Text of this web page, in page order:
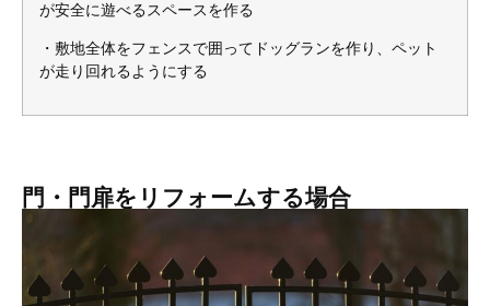
が安全に遊べるスペースを作る
・敷地全体をフェンスで囲ってドッグランを作り、ペット
が走り回れるようにする
門・門扉をリフォームする場合